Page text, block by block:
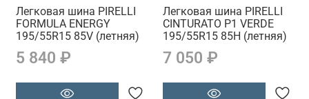
Легковая шина PIRELLI
FORMULA ENERGY
195/55R15 85V (летняя)
5 840 ₽
Легковая шина PIRELLI
CINTURATO P1 VERDE
195/55R15 85H (летняя)
7 050 ₽